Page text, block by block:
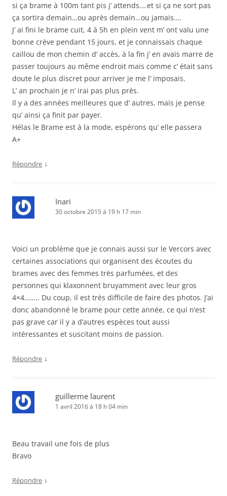
si ça brame à 100m tant pis j’ attends….et si ça ne sort pas
ça sortira demain…ou après demain…ou jamais….
J’ ai fini le brame cuit, 4 à 5h en plein vent m’ ont valu une
bonne crève pendant 15 jours, et je connaissais chaque
caillou de mon chemin d’ accès, à la fin j’ en avais marre de
passer toujours au même endroit mais comme c’ était sans
doute le plus discret pour arriver je me l’ imposais.
L’ an prochain je n’ irai pas plus près.
Il y a des années meilleures que d’ autres, mais je pense
qu’ ainsi ça finit par payer.
Hélas le Brame est à la mode, espérons qu’ elle passera
A+
Répondre ↓
Inari
30 octobre 2015 à 19 h 17 min
Voici un problème que je connais aussi sur le Vercors avec
certaines associations qui organisent des écoutes du
brames avec des femmes très parfumées, et des
personnes qui klaxonnent bruyamment avec leur gros
4×4…….. Du coup, il est très difficile de faire des photos. J’ai
donc abandonné le brame pour cette année, ce qui n’est
pas grave car il y a d’autres espèces tout aussi
intéressantes et suscitant moins de passion.
Répondre ↓
guillerme laurent
1 avril 2016 à 18 h 04 min
Beau travail une fois de plus
Bravo
Répondre ↓